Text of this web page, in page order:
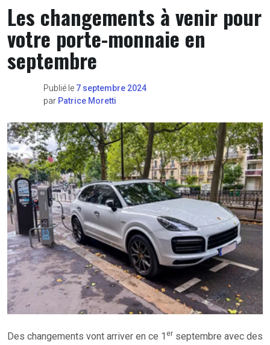
Les changements à venir pour
votre porte-monnaie en
septembre
Publié le 7 septembre 2024
par Patrice Moretti
Des changements vont arriver en ce 1 er septembre avec des